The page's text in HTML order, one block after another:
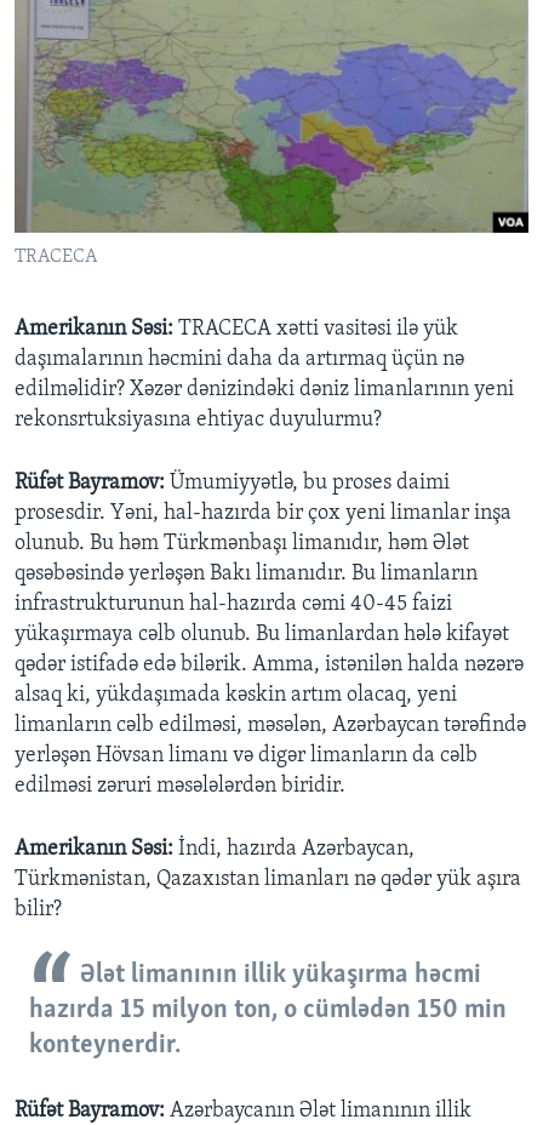
TRACECA
Amerikanın Səsi: TRACECA xətti vasitəsi ilə yük
daşımalarının həcmini daha da artırmaq üçün nə
edilməlidir? Xəzər dənizindəki dəniz limanlarının yeni
rekonsrtuksiyasına ehtiyac duyulurmu?
Rüfət Bayramov: Ümumiyyətlə, bu proses daimi
prosesdir. Yəni, hal-hazırda bir çox yeni limanlar inşa
olunub. Bu həm Türkmənbaşı limanıdır, həm Ələt
qəsəbəsində yerləşən Bakı limanıdır. Bu limanların
infrastrukturunun hal-hazırda cəmi 40-45 faizi
yükaşırmaya cəlb olunub. Bu limanlardan hələ kifayət
qədər istifadə edə bilərik. Amma, istənilən halda nəzərə
alsaq ki, yükdaşımada kəskin artım olacaq, yeni
limanların cəlb edilməsi, məsələn, Azərbaycan tərəfində
yerləşən Hövsan limanı və digər limanların da cəlb
edilməsi zəruri məsələlərdən biridir.
Amerikanın Səsi: İndi, hazırda Azərbaycan,
Türkmənistan, Qazaxıstan limanları nə qədər yük aşıra
bilir?
Ələt limanının illik yükaşırma həcmi
hazırda 15 milyon ton, o cümlədən 150 min
konteynerdir.
Rüfət Bayramov: Azərbaycanın Ələt limanının illik